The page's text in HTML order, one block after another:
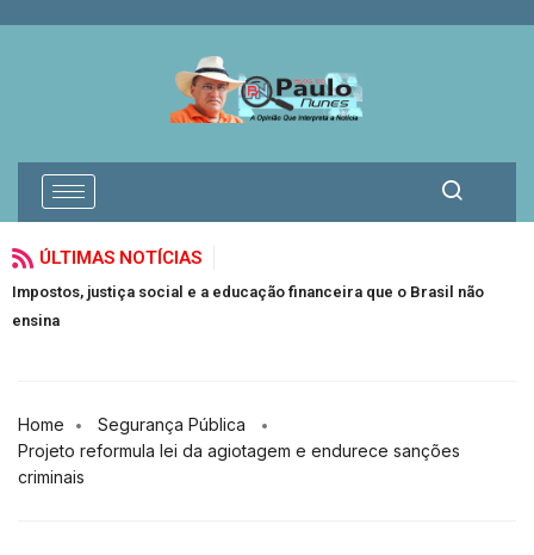
ÚLTIMAS NOTÍCIAS
justiça social e a educação financeira que o Brasil não
O
Home
Segurança Pública
Projeto reformula lei da agiotagem e endurece sanções
criminais